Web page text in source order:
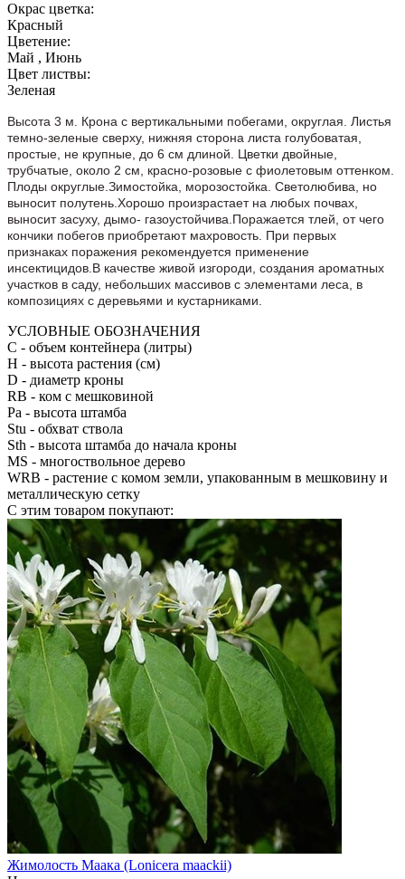
Окрас цветка:
Красный
Цветение:
Май , Июнь
Цвет листвы:
Зеленая
Высота 3 м. Крона с вертикальными побегами, округлая. Листья
темно-зеленые сверху, нижняя сторона листа голубоватая,
простые, не крупные, до 6 см длиной. Цветки двойные,
трубчатые, около 2 см, красно-розовые с фиолетовым оттенком.
Плоды округлые.Зимостойка, морозостойка. Светолюбива, но
выносит полутень.Хорошо произрастает на любых почвах,
выносит засуху, дымо- газоустойчива.Поражается тлей, от чего
кончики побегов приобретают махровость. При первых
признаках поражения рекомендуется применение
инсектицидов.В качестве живой изгороди, создания ароматных
участков в саду, небольших массивов с элементами леса, в
композициях с деревьями и кустарниками.
УСЛОВНЫЕ ОБОЗНАЧЕНИЯ
С - объем контейнера (литры)
H - высота растения (см)
D - диаметр кроны
RB - ком с мешковиной
Pa - высота штамба
Stu - обхват ствола
Sth - высота штамба до начала кроны
MS - многоствольное дерево
WRB - растение с комом земли, упакованным в мешковину и
металлическую сетку
С этим товаром покупают:
Жимолость Маака (Lonicera maackii)